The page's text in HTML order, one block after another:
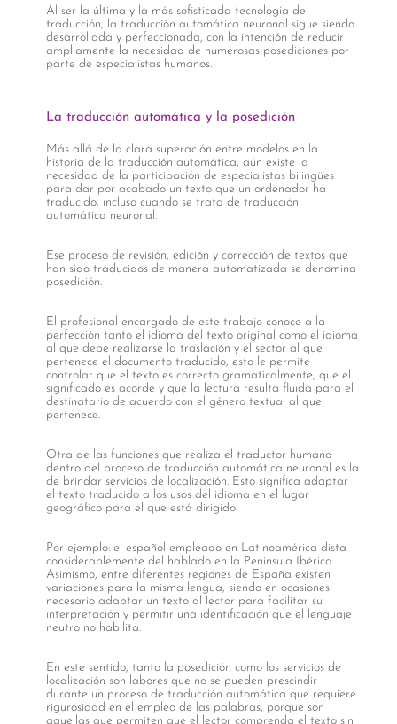
Al ser la última y la más sofisticada tecnología de
traducción, la traducción automática neuronal sigue siendo
desarrollada y perfeccionada, con la intención de reducir
ampliamente la necesidad de numerosas posediciones por
parte de especialistas humanos.
La traducción automática y la posedición
Más allá de la clara superación entre modelos en la
historia de la traducción automática, aún existe la
necesidad de la participación de especialistas bilingües
para dar por acabado un texto que un ordenador ha
traducido, incluso cuando se trata de traducción
automática neuronal.
Ese proceso de revisión, edición y corrección de textos que
han sido traducidos de manera automatizada se denomina
posedición.
El profesional encargado de este trabajo conoce a la
perfección tanto el idioma del texto original como el idioma
al que debe realizarse la traslación y el sector al que
pertenece el documento traducido, esto le permite
controlar que el texto es correcto gramaticalmente, que el
significado es acorde y que la lectura resulta fluida para el
destinatario de acuerdo con el género textual al que
pertenece.
Otra de las funciones que realiza el traductor humano
dentro del proceso de traducción automática neuronal es la
de brindar servicios de localización. Esto significa adaptar
el texto traducido a los usos del idioma en el lugar
geográfico para el que está dirigido.
Por ejemplo: el español empleado en Latinoamérica dista
considerablemente del hablado en la Península Ibérica.
Asimismo, entre diferentes regiones de España existen
variaciones para la misma lengua, siendo en ocasiones
necesario adaptar un texto al lector para facilitar su
interpretación y permitir una identificación que el lenguaje
neutro no habilita.
En este sentido, tanto la posedición como los servicios de
localización son labores que no se pueden prescindir
durante un proceso de traducción automática que requiere
rigurosidad en el empleo de las palabras, porque son
aquellas que permiten que el lector comprenda el texto sin